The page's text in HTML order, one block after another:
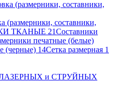
(размерники, составники,
ТКАНЫЕ 21Составники
печатные (белые)
(черные) 14Сетка размерная 1